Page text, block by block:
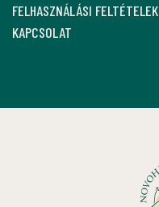
FELHASZNÁLÁSI FELTÉTELEK
KAPCSOLAT